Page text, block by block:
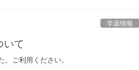
学薬情報
いて
ご利用ください。